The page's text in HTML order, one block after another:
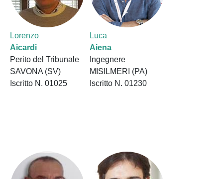
Lorenzo
Aicardi
Perito del Tribunale
SAVONA (SV)
Iscritto N. 01025
Luca
Aiena
Ingegnere
MISILMERI (PA)
Iscritto N. 01230